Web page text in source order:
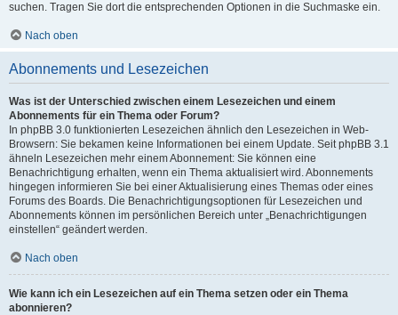
suchen. Tragen Sie dort die entsprechenden Optionen in die Suchmaske ein.
Nach oben
Abonnements und Lesezeichen
Was ist der Unterschied zwischen einem Lesezeichen und einem
Abonnements für ein Thema oder Forum?
In phpBB 3.0 funktionierten Lesezeichen ähnlich den Lesezeichen in Web-
Browsern: Sie bekamen keine Informationen bei einem Update. Seit phpBB 3.1
ähneln Lesezeichen mehr einem Abonnement: Sie können eine
Benachrichtigung erhalten, wenn ein Thema aktualisiert wird. Abonnements
hingegen informieren Sie bei einer Aktualisierung eines Themas oder eines
Forums des Boards. Die Benachrichtigungsoptionen für Lesezeichen und
Abonnements können im persönlichen Bereich unter „Benachrichtigungen
einstellen“ geändert werden.
Nach oben
Wie kann ich ein Lesezeichen auf ein Thema setzen oder ein Thema
abonnieren?